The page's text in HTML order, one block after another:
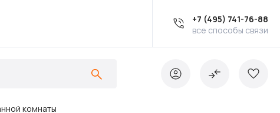
+7 (495) 741-76-88
все способы связи
комнаты